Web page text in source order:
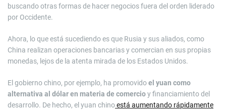
buscando otras formas de hacer negocios fuera del orden liderado
por Occidente.
Ahora, lo que está sucediendo es que Rusia y sus aliados, como
China realizan operaciones bancarias y comercian en sus propias
monedas, lejos de la atenta mirada de los Estados Unidos.
El gobierno chino, por ejemplo, ha promovidoel yuan como
alternativa al dólar en materia de comercioy financiamiento del
desarrollo. De hecho, el yuan chinoestá aumentando rápidamente